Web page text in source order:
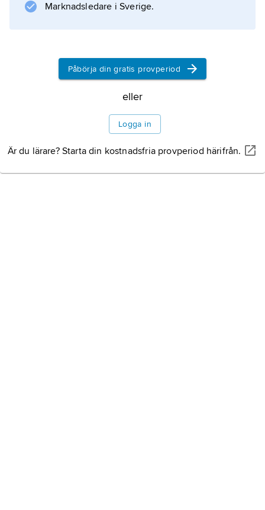
Marknadsledare i Sverige.
Påbörja din gratis provperiod
eller
Logga in
Är du lärare? Starta din kostnadsfria provperiod härifrån.